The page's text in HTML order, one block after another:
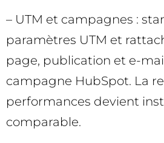
– UTM et campagnes :
paramètres UTM et
page, publication et e-
campagne HubSpot. La
performances devient
comparable.